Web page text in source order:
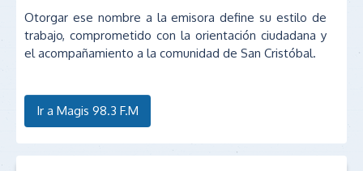
Otorgar ese nombre a la emisora define su estilo de
trabajo, comprometido con la orientación ciudadana y
el acompañamiento a la comunidad de San Cristóbal.
Ir a Magis 98.3 F.M